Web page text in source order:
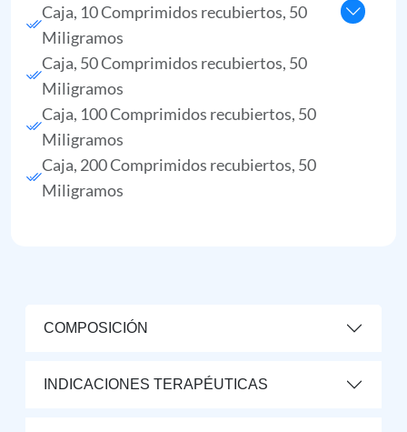
Caja, 10 Comprimidos recubiertos, 50
Miligramos
Caja, 50 Comprimidos recubiertos, 50
Miligramos
Caja, 100 Comprimidos recubiertos, 50
Miligramos
Caja, 200 Comprimidos recubiertos, 50
Miligramos
COMPOSICIÓN
INDICACIONES TERAPÉUTICAS